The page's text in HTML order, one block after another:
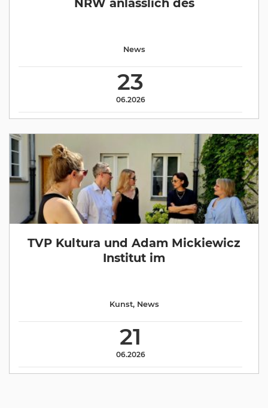
NRW anlässlich des
23
06.2026
News
TVP Kultura und Adam Mickiewicz
Institut im
21
06.2026
Kunst, News